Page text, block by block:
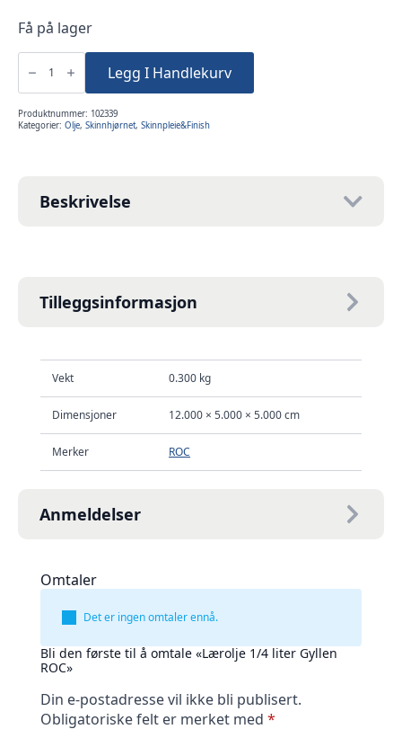
Få på lager
Lærolje
liter
Gyllen
antall
Legg I Handlekurv
Produktnummer: 102339
Kategorier: Olje, Skinnhjørnet, Skinnpleie&Finish
Beskrivelse
Tilleggsinformasjon
Vekt 0.300 kg
Dimensjoner 12.000 × 5.000 × 5.000 cm
Merker ROC
Anmeldelser
Omtaler
Det er ingen omtaler ennå.
Bli den første til å omtale «Lærolje 1/4 liter Gyllen
ROC»
Din e-postadresse vil ikke bli publisert.
Obligatoriske felt er merket med *